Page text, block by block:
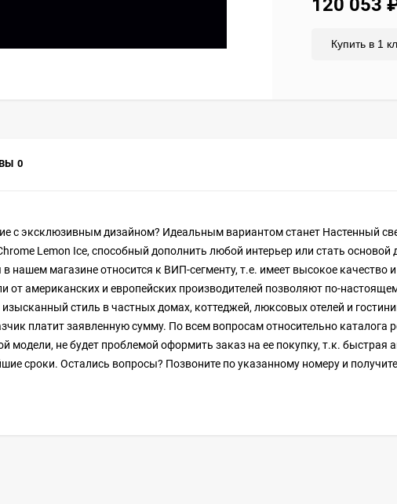
120 053
Купить в 1
0
с эксклюзивным дизайном? Идеальным вариантом станет Настенный
Lemon Ice, способный дополнить любой интерьер или стать основой
нашем магазине относится к ВИП-сегменту, т.е. имеет высокое качество
от американских и европейских производителей позволяют по-
изысканный стиль в частных домах, коттеджей, люксовых отелей и
платит заявленную сумму. По всем вопросам относительно каталога
модели, не будет проблемой оформить заказ на ее покупку, т.к. быстрая
сроки. Остались вопросы? Позвоните по указанному номеру и получите